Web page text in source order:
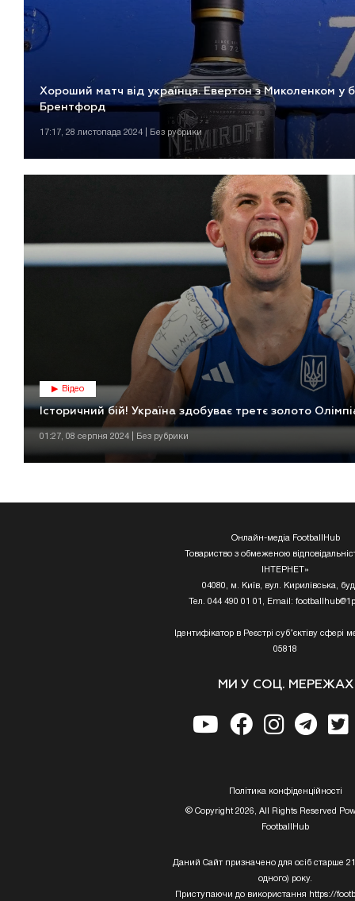
Хороший матч від українця. Евертон з Миколенком у
Брентфорд
17:17, 28 листопада 2024 | Без рубрики
Відео
Історичний бій! Україна здобуває третє золото
01:27, 08 серпня 2024 | Без рубрики
Онлайн-медіа FootballHub
Товариство з обмеженою
ІНТЕРНЕТ»
04080, м. Київ, вул. Кирилівська,
Тел. 044 490 01 01, Email:
Ідентифікатор в Реєстрі суб’єктіву сфері
05818
МИ У СОЦ. МЕРЕЖАХ
Полiтика конфiденцiйностi
© Copyright 2026, All Rights Reserved
FootballHub
Даний Сайт призначено для осіб старше
одного) року.
Приступаючи до використання https://